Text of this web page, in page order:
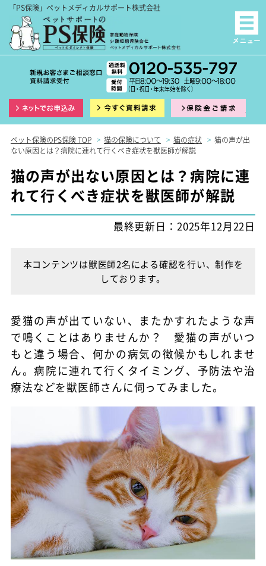
「PS保険」ペットメディカルサポート株式会社
インターネット申込 資料請求
ペット保険のPS保険 TOP > 猫の保険について > 猫の症状 > 猫の声が出
ない原因とは？病院に連れて行くべき症状を獣医師が解説
猫の声が出ない原因とは？病院に連
れて行くべき症状を獣医師が解説
最終更新日：2025年12月22日
本コンテンツは獣医師2名による確認を行い、制作を
しております。
愛猫の声が出ていない、またかすれたような声
で鳴くことはありませんか？ 愛猫の声がいつ
もと違う場合、何かの病気の徴候かもしれませ
ん。病院に連れて行くタイミング、予防法や治
療法などを獣医師さんに伺ってみました。